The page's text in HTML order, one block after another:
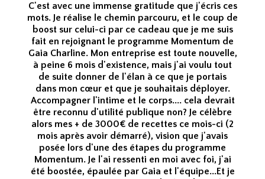
C'est avec une immense gratitude que j'écris ces
mots. Je réalise le chemin parcouru, et le coup de
boost sur celui-ci par ce cadeau que je me suis
fait en rejoignant le programme Momentum de
Gaia Charline. Mon entreprise est toute nouvelle,
à peine 6 mois d'existence, mais j'ai voulu tout
de suite donner de l'élan à ce que je portais
dans mon cœur et que je souhaitais déployer.
Accompagner l'intime et le corps.... cela devrait
être reconnu d'utilité publique non? Je célèbre
alors mes + de 3000€ de recettes ce mois-ci (2
mois après avoir démarré), vision que j'avais
posée lors d'une des étapes du programme
Momentum. Je l'ai ressenti en moi avec foi, j'ai
été boostée, épaulée par Gaia et l'équipe...Et je